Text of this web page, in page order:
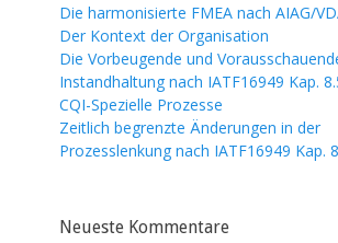
Die harmonisierte FMEA nach AIAG/
Der Kontext der Organisation
Die Vorbeugende und
Instandhaltung nach IATF16949 Kap.
CQI-Spezielle Prozesse
Zeitlich begrenzte Änderungen in der
Prozesslenkung nach IATF16949 Kap.
Neueste Kommentare